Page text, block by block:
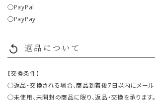
○PayPal
○PayPay
replay 返品について
【交換条件】
○返品・交換される場合、商品到着後7日以内にメール
○未使用、未開封の商品に限り、返品・交換を承ります。